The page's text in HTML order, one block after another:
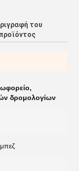
του
,
δρομολογίων